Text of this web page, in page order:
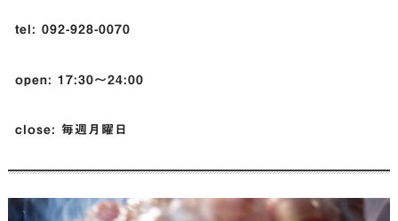
tel: 092-928-0070
open: 17:30〜24:00
close: 毎週月曜日